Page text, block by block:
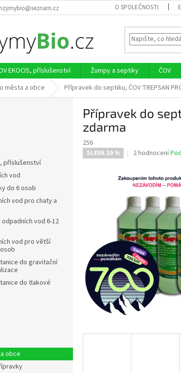
O SPOLEČNOSTI
EKOCIS, příslušenství Žumpy a septiky ČOV
města a obce Přípravek do septiku, ČOV TREPSAN
příslušenství
vod
do 6 osob
vod pro chaty a
vod 6-12
vod pro větší
do gravitační
do tlakové
obce
Přípravek do
zdarma
256
SLEVA 20 %
Průměrné
je
3,0
z
5
hvězdiček.
2 hodnocení